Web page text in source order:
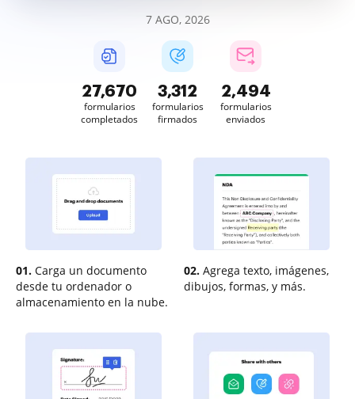
7 AGO, 2026
27,671
formularios
completados
3,312
formularios
firmados
2,494
formularios
enviados
01. Carga un documento
desde tu ordenador o
almacenamiento en la nube.
02. Agrega texto, imágenes,
dibujos, formas, y más.